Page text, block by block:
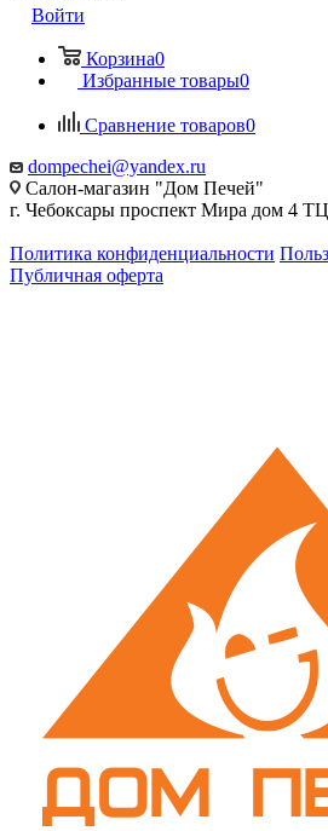
Войти
Корзина0
Избранные товары0
Сравнение товаров0
dompechei@yandex.ru
Салон-магазин "Дом Печей"
г. Чебоксары проспект Мира дом 4
Политика конфиденциальности
Публичная оферта